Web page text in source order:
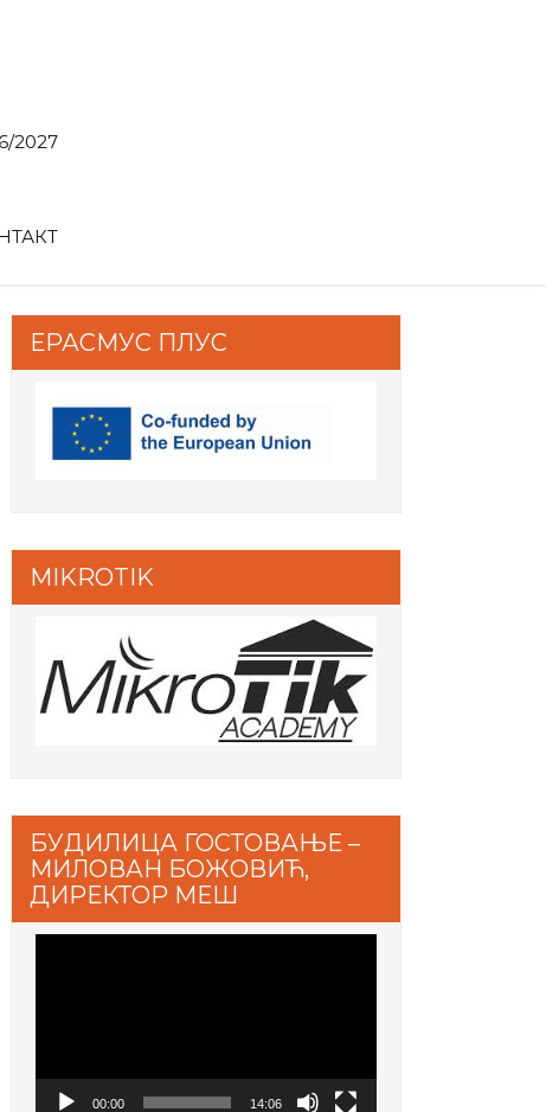
2027
ЕРАСМУС ПЛУС
MIKROTIK
БУДИЛИЦА ГОСТОВАЊЕ –
МИЛОВАН БОЖОВИЋ,
ДИРЕКТОР МЕШ
00:00 14:06